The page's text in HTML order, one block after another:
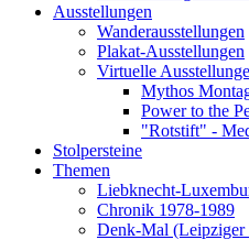
Ausstellungen
Wanderausstellungen
Plakat-Ausstellungen
Virtuelle
Mythos
Power to the
"Rotstift" -
Stolpersteine
Themen
Liebknecht-
Chronik 1978-1989
Denk-Mal (Leipziger